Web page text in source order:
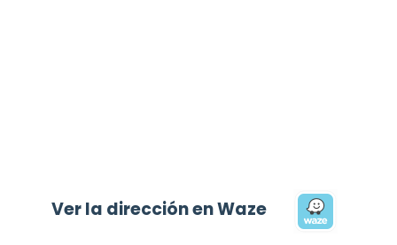
Ver la dirección en Waze